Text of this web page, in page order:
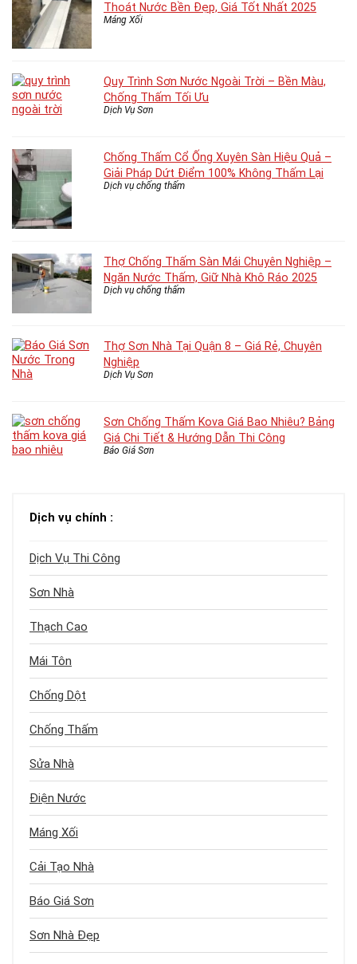
Thoát Nước Bền Đẹp, Giá Tốt Nhất 2025
Máng Xối
Quy Trình Sơn Nước Ngoài Trời – Bền Màu,
Chống Thấm Tối Ưu
Dịch Vụ Sơn
Chống Thấm Cổ Ống Xuyên Sàn Hiệu Quả –
Giải Pháp Dứt Điểm 100% Không Thấm Lại
Dịch vụ chống thấm
Thợ Chống Thấm Sàn Mái Chuyên Nghiệp –
Ngăn Nước Thấm, Giữ Nhà Khô Ráo 2025
Dịch vụ chống thấm
Thợ Sơn Nhà Tại Quận 8 – Giá Rẻ, Chuyên
Nghiệp
Dịch Vụ Sơn
Sơn Chống Thấm Kova Giá Bao Nhiêu? Bảng
Giá Chi Tiết & Hướng Dẫn Thi Công
Báo Giá Sơn
Dịch vụ chính :
Dịch Vụ Thi Công
Sơn Nhà
Thạch Cao
Mái Tôn
Chống Dột
Chống Thấm
Sửa Nhà
Điện Nước
Máng Xối
Cải Tạo Nhà
Báo Giá Sơn
Sơn Nhà Đẹp